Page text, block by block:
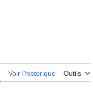
Voir l’historique Outils